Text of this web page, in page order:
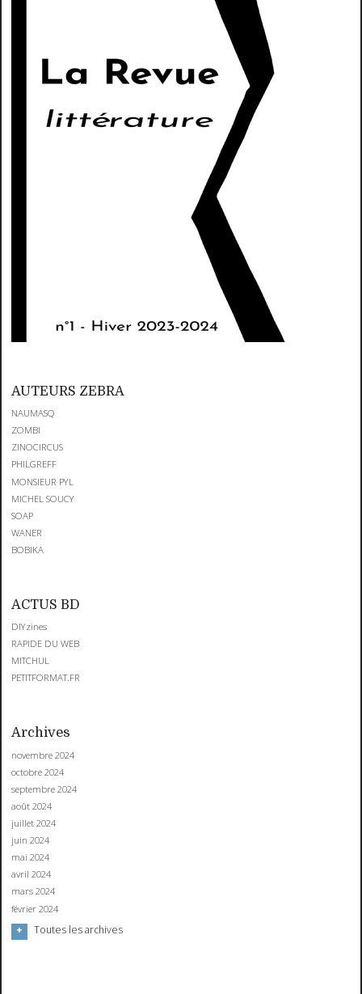
AUTEURS ZEBRA
NAUMASQ
ZOMBI
ZINOCIRCUS
PHILGREFF
MONSIEUR PYL
MICHEL SOUCY
SOAP
WANER
BOBIKA
ACTUS BD
DIYzines
RAPIDE DU WEB
MITCHUL
PETITFORMAT.FR
Archives
novembre 2024
octobre 2024
septembre 2024
août 2024
juillet 2024
juin 2024
mai 2024
avril 2024
mars 2024
février 2024
Toutes les archives